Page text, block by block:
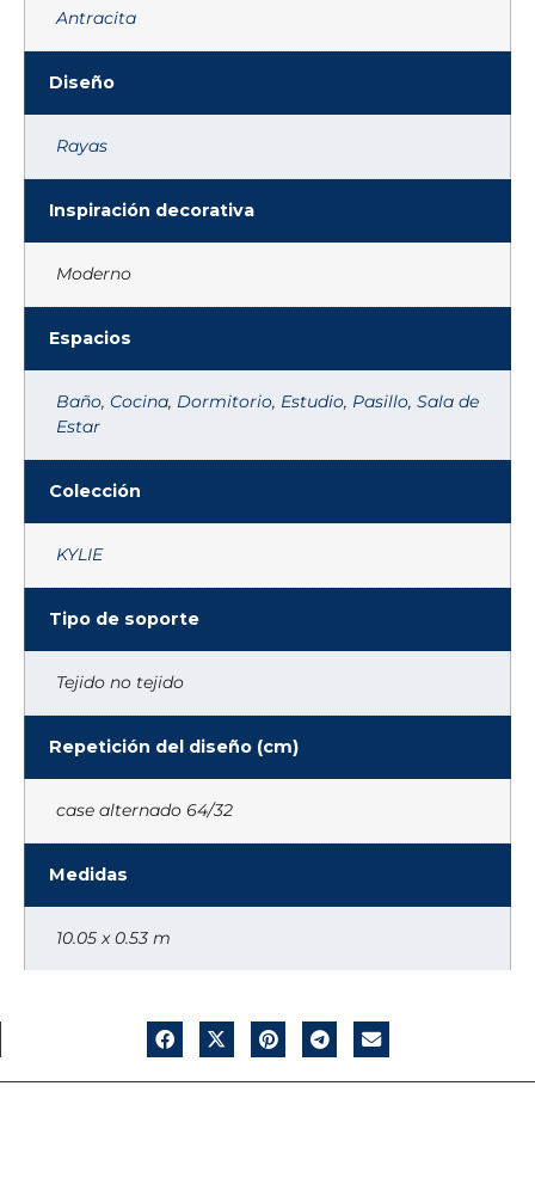
Antracita
Diseño
Rayas
Inspiración decorativa
Moderno
Espacios
Baño, Cocina, Dormitorio, Estudio, Pasillo, Sala de
Estar
Colección
KYLIE
Tipo de soporte
Tejido no tejido
Repetición del diseño (cm)
case alternado 64/32
Medidas
10.05 x 0.53 m